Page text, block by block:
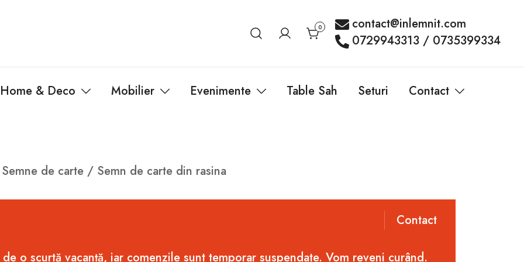
0
contact@inlemnit.com
0729943313 / 0735399334
Home & Deco Mobilier Evenimente Table Sah Seturi Contact
Semne de carte / Semn de carte din rasina
Contact
o scurtă vacanță, iar comenzile sunt temporar suspendate. Vom reveni curând.